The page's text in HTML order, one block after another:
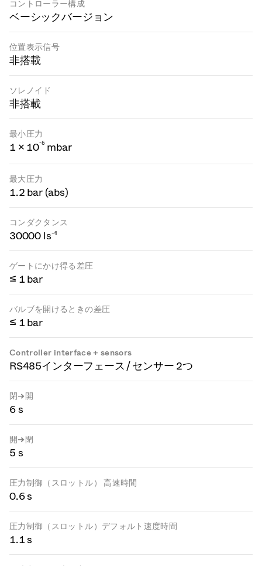
コントローラー構成
ベーシックバージョン
位置表示信号
非搭載
ソレノイド
非搭載
最小圧力
1 × 10-6 mbar
最大圧力
1.2 bar (abs)
コンダクタンス
30000 ls⁻¹
ゲートにかけ得る差圧
≤ 1 bar
バルブを開けるときの差圧
≤ 1 bar
Controller interface + sensors
RS485インターフェース / センサー 2つ
閉→開
6 s
開→閉
5 s
圧力制御（スロットル） 高速時間
0.6 s
圧力制御（スロットル）デフォルト速度時間
1.1 s